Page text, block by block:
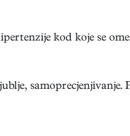
kod koje se
samoprecjenjivanje.